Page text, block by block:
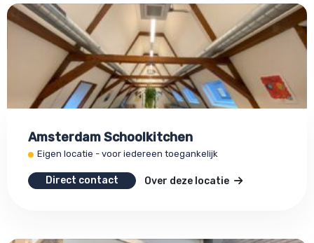
Amsterdam Schoolkitchen
Eigen locatie - voor iedereen toegankelijk
Direct contact Over deze locatie